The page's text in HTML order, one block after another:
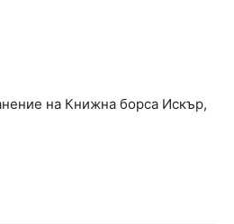
на Книжна борса Искър,